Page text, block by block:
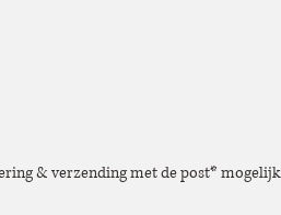
& verzending met de post* mogelijk